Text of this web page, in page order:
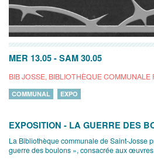
MER 13.05 - SAM 30.05
BIB JOSSE, BIBLIOTHÈQUE
COMMUNAL EXPO
EXPOSITION - LA GUERRE DES
La Bibliothèque communale de Saint-Josse
guerre des boulons », consacrée aux œuvres